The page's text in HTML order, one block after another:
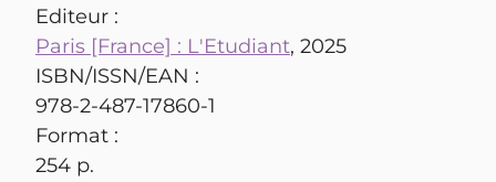
Editeur :
Paris [France] : L'Etudiant, 2025
ISBN/ISSN/EAN :
978-2-487-17860-1
Format :
254 p.